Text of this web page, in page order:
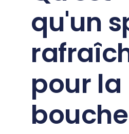
qu'un
pour la